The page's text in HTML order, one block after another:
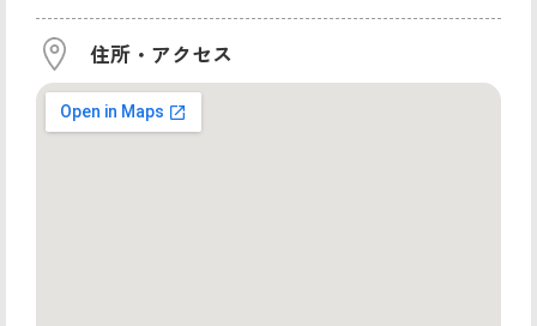
住所・アクセス